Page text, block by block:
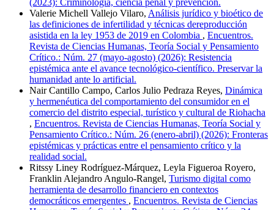
(2023): Criminología, ciencia penal y prevención.
Valerie Michell Vallejo Vilaro, Análisis jurídico y bioético de
las definiciones de infertilidad y técnicas dereproducción
asistida en la ley 1953 de 2019 en Colombia , Encuentros.
Revista de Ciencias Humanas, Teoría Social y Pensamiento
Crítico.: Núm. 27 (mayo-agosto) (2026): Resistencia
epistémica ante el avance tecnológico-científico. Preservar la
humanidad ante lo artificial.
Nair Cantillo Campo, Carlos Julio Pedraza Reyes, Dinámica
y hermenéutica del comportamiento del consumidor en el
comercio del distrito especial, turístico y cultural de Riohacha
, Encuentros. Revista de Ciencias Humanas, Teoría Social y
Pensamiento Crítico.: Núm. 26 (enero-abril) (2026): Fronteras
epistémicas y prácticas entre el pensamiento crítico y la
realidad social.
Ritssy Liney Rodríguez-Márquez, Leyla Figueroa Royero,
Franklin Alejandro Angulo-Rangel, Turismo digital como
herramienta de desarrollo financiero en contextos
democráticos emergentes , Encuentros. Revista de Ciencias